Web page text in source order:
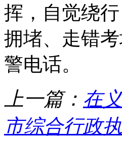
挥，自觉绕
拥堵、走错
警电话。
上一篇： 在
市综合行政